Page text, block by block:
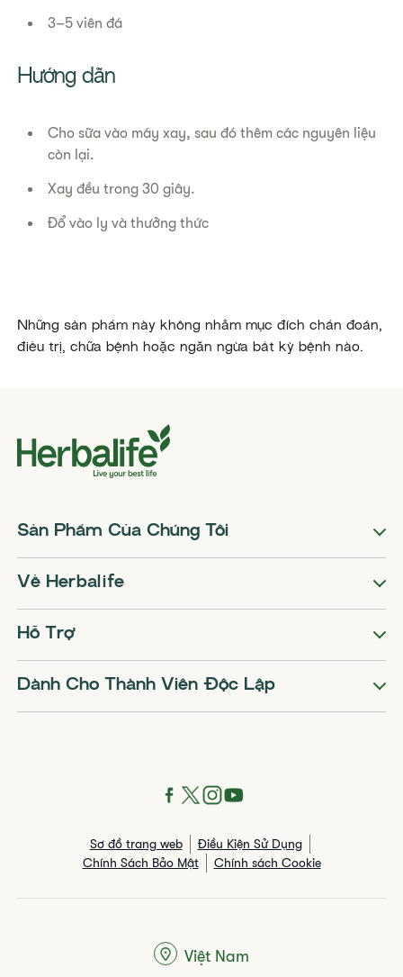
3–5 viên đá
Hướng dẫn
Cho sữa vào máy xay, sau đó thêm các nguyên liệu
còn lại.
Xay đều trong 30 giây.
Đổ vào ly và thưởng thức
Những sản phẩm này không nhằm mục đích chẩn đoán,
điều trị, chữa bệnh hoặc ngăn ngừa bất kỳ bệnh nào.
Sản Phẩm Của Chúng Tôi
Về Herbalife
Hỗ Trợ
Dành Cho Thành Viên Độc Lập
Sơ đồ trang web
Điều Kiện Sử Dụng
Chính Sách Bảo Mật
Chính sách Cookie
Việt Nam